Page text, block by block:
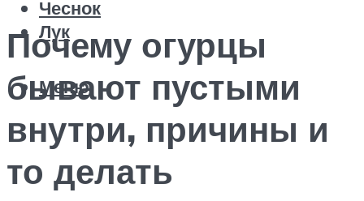
Чеснок
Лук
Меню
Почему огурцы
бывают пустыми
внутри, причины и
то делать